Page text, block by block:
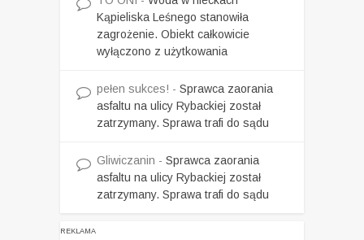
Kąpieliska Leśnego stanowiła
zagrożenie. Obiekt całkowicie
wyłączono z użytkowania
pełen sukces! - Sprawca zaorania
asfaltu na ulicy Rybackiej został
zatrzymany. Sprawa trafi do sądu
Gliwiczanin - Sprawca zaorania
asfaltu na ulicy Rybackiej został
zatrzymany. Sprawa trafi do sądu
REKLAMA